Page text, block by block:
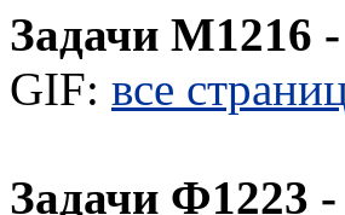
Задачи М1216
GIF: все
Задачи Ф1223